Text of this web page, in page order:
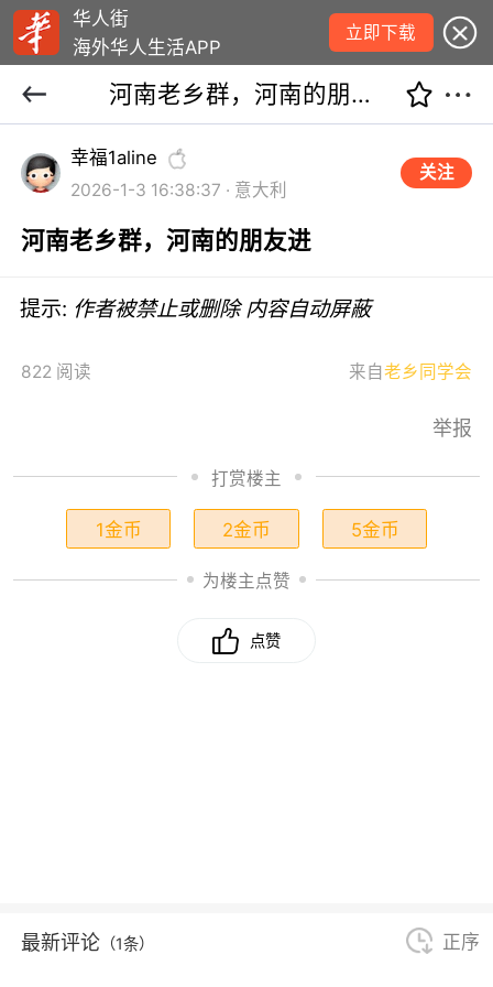
华人街
海外华人生活APP
立即下载
河南老乡群，河南的朋友进
幸福1aline
2026-1-3 16:38:37 · 意大利
关注
河南老乡群，河南的朋友进
提示: 作者被禁止或删除 内容自动屏蔽
822 阅读 来自老乡同学会
举报
打赏楼主
1金币 2金币 5金币
为楼主点赞
点赞
最新评论 （1条） 正序